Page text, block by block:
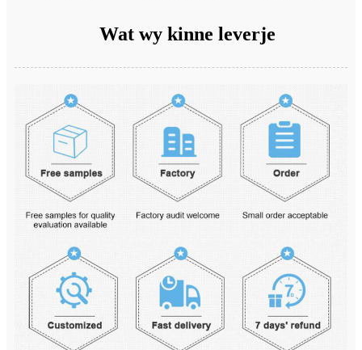
Wat wy kinne leverje